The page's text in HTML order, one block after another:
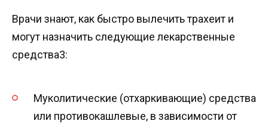
Врачи знают, как быстро вылечить трахеит и
могут назначить следующие лекарственные
средства3:
Муколитические (отхаркивающие) средства
или противокашлевые, в зависимости от